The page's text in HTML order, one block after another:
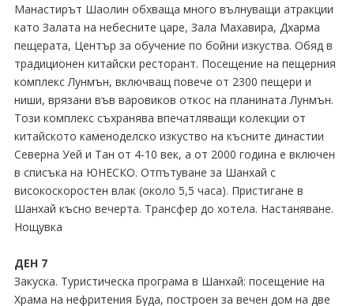
Манастирът Шаолин обхваща много вълнуващи атракции
като Залата на небесните царе, Зала Махавира, Дхарма
пещерата, Център за обучение по бойни изкуства. Обяд в
традиционен китайски ресторант. Посещение на пещерния
комплекс Лунмън, включващ повече от 2300 пещери и
ниши, врязани във варовиков откос на планината Лунмън.
Този комплекс съхранява впечатляващи колекции от
китайското каменоделско изкуство на късните династии
Северна Уей и Тан от 4-10 век, а от 2000 година е включен
в списъка на ЮНЕСКО. Отпътуване за Шанхай с
високоскоростен влак (около 5,5 часа). Пристигане в
Шанхай късно вечерта. Трансфер до хотела. Настаняване.
Нощувка
ДЕН 7
Закуска. Туристическа програма в Шанхай: посещение на
Храма на нефритения Буда, построен за вечен дом на две